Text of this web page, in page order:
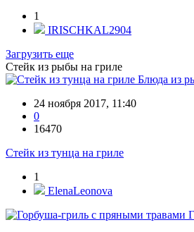
1
IRISCHKAL2904
Загрузить еще
Стейк из рыбы на гриле
Блюда из
24 ноября 2017, 11:40
0
16470
Стейк из тунца на гриле
1
ElenaLeonova